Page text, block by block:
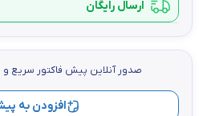
ارسال رایگان
صدور آنلاین پيش فاكتور سریع
افزودن به